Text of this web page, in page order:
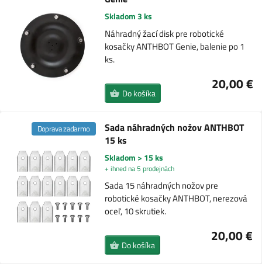
Skladom 3 ks
Náhradný žací disk pre robotické
kosačky ANTHBOT Genie, balenie po 1
ks.
20,00 €
Do košíka
Sada náhradných nožov ANTHBOT
15 ks
Doprava zadarmo
Skladom > 15 ks
+ ihned na 5 prodejnách
Sada 15 náhradných nožov pre
robotické kosačky ANTHBOT, nerezová
oceľ, 10 skrutiek.
20,00 €
Do košíka